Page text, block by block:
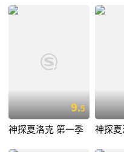
9.5
神探夏洛克 第一季 神探